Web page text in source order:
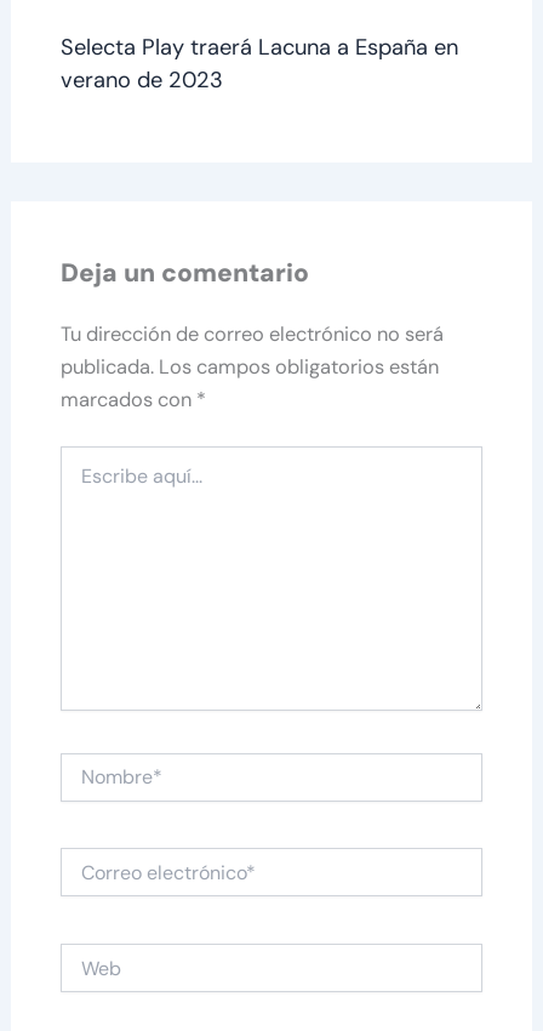
Selecta Play traerá Lacuna a España en
verano de 2023
Deja un comentario
Tu dirección de correo electrónico no será
publicada. Los campos obligatorios están
marcados con *
aquí...
Nombre*
electrónico*